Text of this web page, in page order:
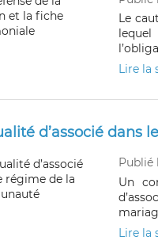
Le
lequel
Lire la
d’associé dans
Publié
Un
Lire la